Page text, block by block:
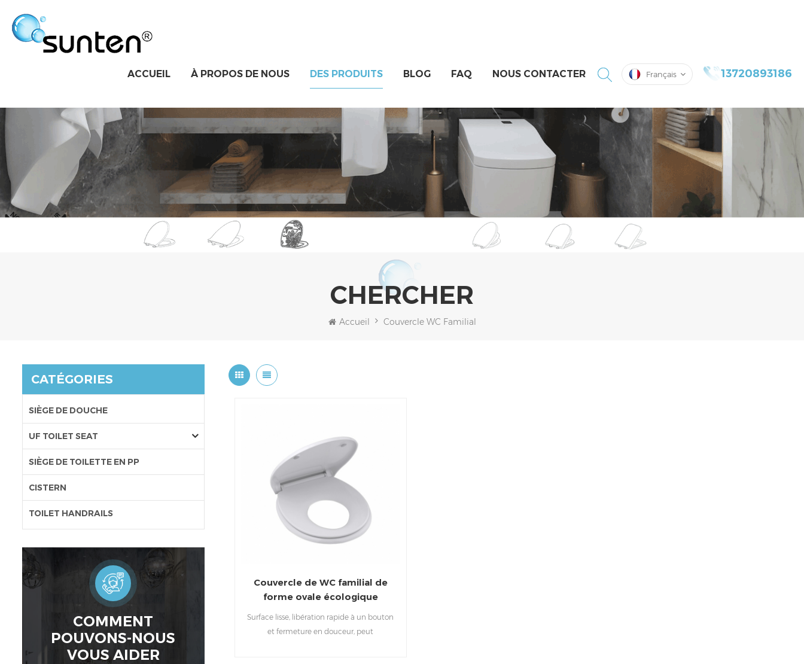
13720893186
Français
ACCUEIL À PROPOS DE NOUS DES PRODUITS BLOG FAQ NOUS CONTACTER
CHERCHER
Accueil Couvercle WC Familial
CATÉGORIES
SIÈGE DE DOUCHE
UF TOILET SEAT
SIÈGE DE TOILETTE EN PP
CISTERN
TOILET HANDRAILS
COMMENT
POUVONS-NOUS
VOUS AIDER
Couvercle de WC familial de
forme ovale écologique
housse de siège de toilette
pour enfants adultes
Surface lisse, libération rapide à un bouton
et fermeture en douceur, peut